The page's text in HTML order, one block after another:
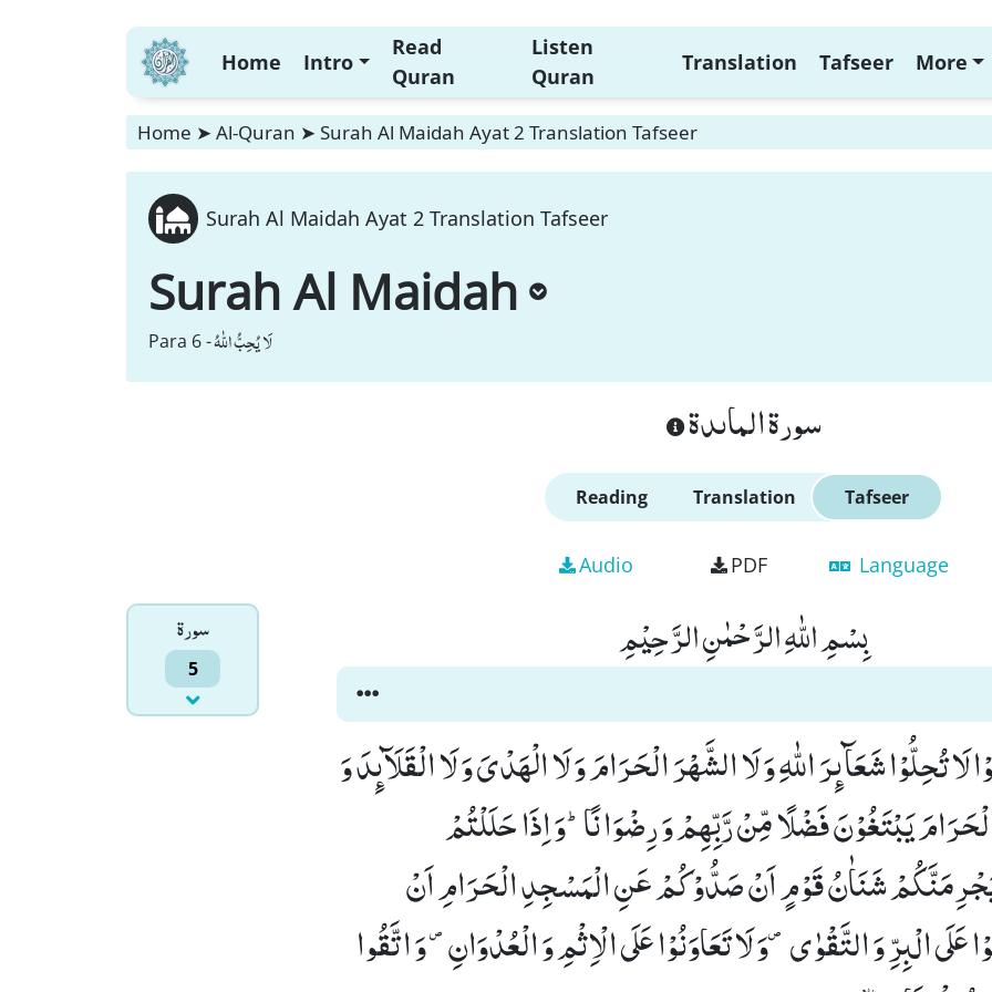
Home Intro
Read
Quran
Listen
Quran
Translation Tafseer More
Home ➤ Al-Quran ➤ Surah Al Maidah Ayat 2 Translation Tafseer
Surah Al Maidah Ayat 2 Translation Tafseer
Surah Al Maidah
Para 6 -لَا یُحِبُّ اللّٰهُ
سورة الماىدة
Reading Translation Tafseer
Audio PDF Language
سورۃ
5
بِسْمِ اللّٰهِ الرَّحْمٰنِ الرَّحِیْمِ
لَا تُحِلُّوْا شَعَآىٕرَ اللّٰهِ وَ لَا الشَّهْرَ الْحَرَامَ وَ لَا الْهَدْیَ وَ لَا الْقَلَآىٕدَ وَ
یَبْتَغُوْنَ فَضْلًا مِّنْ رَّبِّهِمْ وَ رِضْوَانًاؕ-وَ اِذَا حَلَلْتُمْ
یَجْرِمَنَّكُمْ شَنَاٰنُ قَوْمٍ اَنْ صَدُّوْكُمْ عَنِ الْمَسْجِدِ الْحَرَامِ اَنْ
عَلَى الْبِرِّ وَ التَّقْوٰى ۪-وَ لَا تَعَاوَنُوْا عَلَى الْاِثْمِ وَ الْعُدْوَانِ۪- وَ اتَّقُوا